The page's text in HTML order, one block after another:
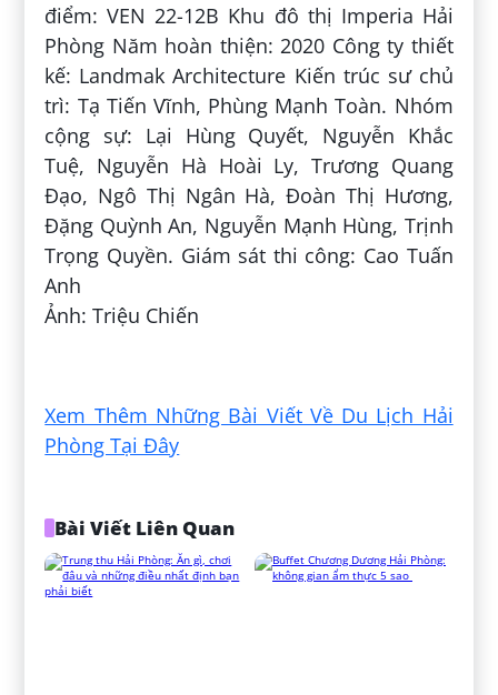
điểm: VEN 22-12B Khu đô thị Imperia Hải
Phòng Năm hoàn thiện: 2020 Công ty thiết
kế: Landmak Architecture Kiến trúc sư chủ
trì: Tạ Tiến Vĩnh, Phùng Mạnh Toàn. Nhóm
cộng sự: Lại Hùng Quyết, Nguyễn Khắc
Tuệ, Nguyễn Hà Hoài Ly, Trương Quang
Đạo, Ngô Thị Ngân Hà, Đoàn Thị Hương,
Đặng Quỳnh An, Nguyễn Mạnh Hùng, Trịnh
Trọng Quyền. Giám sát thi công: Cao Tuấn
Anh
Ảnh: Triệu Chiến
Xem Thêm Những Bài Viết Về Du Lịch Hải
Phòng Tại Đây
Bài Viết Liên Quan